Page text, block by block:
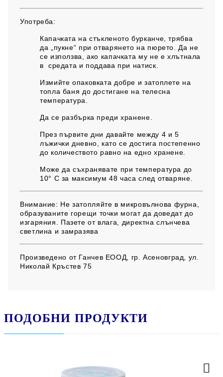
Употреба:
Капачката на стъкленото бурканче, трябва
да „пукне“ при отварянето на пюрето. Да не
се използва, ако капачката му не е хлътнала
в средата и поддава при натиск.
Измийте опаковката добре и затоплете на
топла баня до достигане на телесна
температура.
Да се разбърка преди хранене.
През първите дни давайте между 4 и 5
лъжички дневно, като се достига постепенно
до количеството равно на едно хранене.
Може да съхранявате при температура до
10° С за максимум 48 часа след отваряне.
Внимание: Не затопляйте в микровълнова фурна,
образуваните горещи точки могат да доведат до
изгаряния. Пазете от влага, директна слънчева
светлина и замразява
Произведено отГанчев ЕООД, гр. Асеновград, ул.
Николай Кръстев 75
ПОДОБНИ ПРОДУКТИ